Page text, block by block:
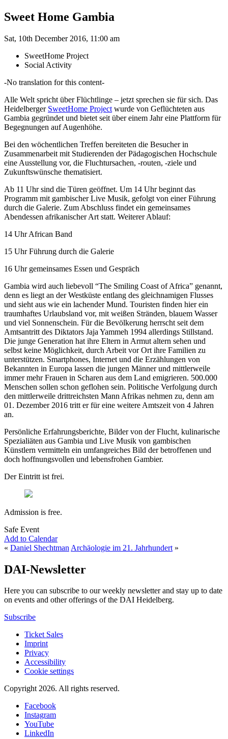
Sweet Home Gambia
Sat, 10th December 2016, 11:00 am
SweetHome Project
Social Activity
-No translation for this content-
Alle Welt spricht über Flüchtlinge – jetzt sprechen sie für sich. Das
Heidelberger SweetHome Project wurde von Geflüchteten aus
Gambia gegründet und bietet seit über einem Jahr eine Plattform für
Begegnungen auf Augenhöhe.
Bei den wöchentlichen Treffen bereiteten die Besucher in
Zusammenarbeit mit Studierenden der Pädagogischen Hochschule
eine Ausstellung vor, die Fluchtursachen, -routen, -ziele und
Zukunftswünsche thematisiert.
Ab 11 Uhr sind die Türen geöffnet. Um 14 Uhr beginnt das
Programm mit gambischer Live Musik, gefolgt von einer Führung
durch die Galerie. Zum Abschluss findet ein gemeinsames
Abendessen afrikanischer Art statt. Weiterer Ablauf:
14 Uhr African Band
15 Uhr Führung durch die Galerie
16 Uhr gemeinsames Essen und Gespräch
Gambia wird auch liebevoll “The Smiling Coast of Africa” genannt,
denn es liegt an der Westküste entlang des gleichnamigen Flusses
und sieht aus wie ein lachender Mund. Touristen finden hier ein
traumhaftes Urlaubsland vor, mit weißen Stränden, blauem Wasser
und viel Sonnenschein. Für die Bevölkerung herrscht seit dem
Amtsantritt des Diktators Jaja Yammeh 1994 allerdings Stillstand.
Die junge Generation hat ihre Eltern in Armut altern sehen und
selbst keine Möglichkeit, durch Arbeit vor Ort ihre Familien zu
unterstützen. Smartphones, Internet und die Erzählungen von
Bekannten in Europa lassen die jungen Männer und mittlerweile
immer mehr Frauen in Scharen aus dem Land emigrieren. 500.000
Menschen sollen schon geflohen sein. Politische Verfolgung durch
den mittlerweile drittreichsten Mann Afrikas nehmen zu, denn am
01. Dezember 2016 tritt er für eine weitere Amtszeit von 4 Jahren
an.
Persönliche Erfahrungsberichte, Bilder von der Flucht, kulinarische
Spezialiäten aus Gambia und Live Musik von gambischen
Künstlern vermitteln ein umfangreiches Bild der betroffenen und
doch hoffnungsvollen und lebensfrohen Gambier.
Der Eintritt ist frei.
Admission is free.
Safe Event
Add to Calendar
« Daniel Shechtman Archäologie im 21. Jahrhundert »
DAI-Newsletter
Here you can subscribe to our weekly newsletter and stay up to date
on events and other offerings of the DAI Heidelberg.
Subscribe
Ticket Sales
Imprint
Privacy
Accessibility
Cookie settings
Copyright 2026. All rights reserved.
Facebook
Instagram
YouTube
LinkedIn